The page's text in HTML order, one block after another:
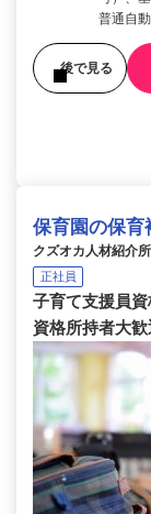
普通自
後で見る
保育園の保育
クズオカ人材紹介所
正社員
子育て支援員
資格所持者大